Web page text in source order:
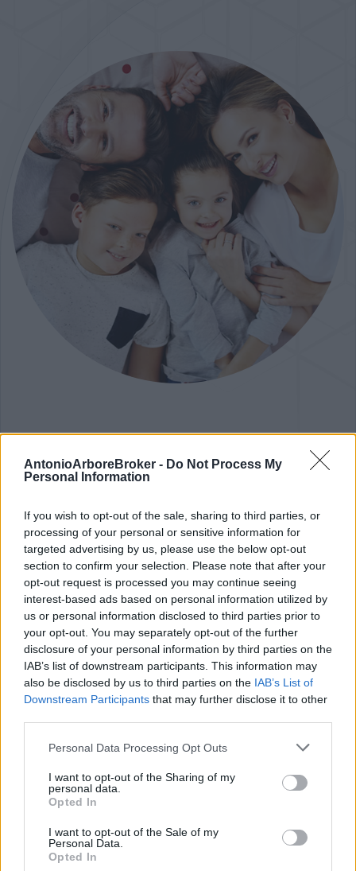
AntonioArboreBroker - Do Not Process My
Personal Information
If you wish to opt-out of the sale, sharing to third parties, or
processing of your personal or sensitive information for
targeted advertising by us, please use the below opt-out
section to confirm your selection. Please note that after your
opt-out request is processed you may continue seeing
interest-based ads based on personal information utilized by
us or personal information disclosed to third parties prior to
your opt-out. You may separately opt-out of the further
disclosure of your personal information by third parties on the
IAB’s list of downstream participants. This information may
also be disclosed by us to third parties on the IAB’s List of
Downstream Participants that may further disclose it to other
Please note that this website/app uses one or more Google
not limited to your visit or usage behaviour. You may click to
grant or deny consent to Google and its third-party tags to
use your data for below specified purposes in below Google
consent section.
Personal Data Processing Opt Outs
I want to opt-out of the Sharing of my
personal data.
Opted In
I want to opt-out of the Sale of my
Personal Data.
Opted In
COMPILA IL FORM
Fissa un appuntamento
presto cercando di consigliarti al meglio con
professionalità
Giorno